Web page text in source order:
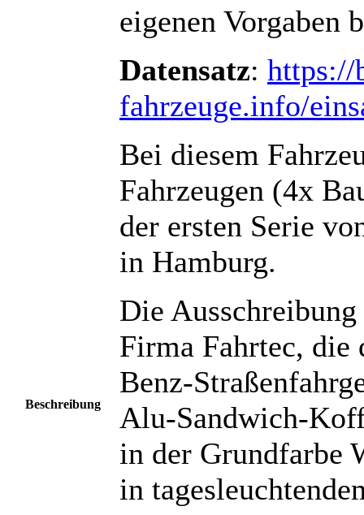
Beschreibung
eigenen Vorgaben
Datensatz: https://
fahrzeuge.info/
Bei diesem
Fahrzeugen (4x
der ersten Serie
in Hamburg.
Die
Firma Fahrtec, die
Benz-
Alu-Sandwich-
in der Grundfarbe
in